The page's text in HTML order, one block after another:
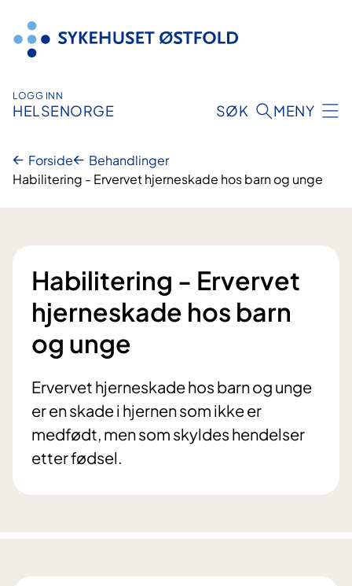
innhold
LOGG INN
HELSENORGE SØK MENY
Forside
Behandlinger
Habilitering - Ervervet hjerneskade hos barn og unge
Habilitering - Ervervet
hjerneskade hos barn
og unge
Ervervet hjerneskade hos barn og unge
er en skade i hjernen som ikke er
medfødt, men som skyldes hendelser
etter fødsel.